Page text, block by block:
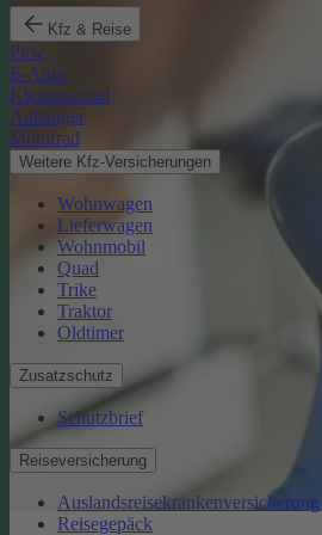
Kfz & Reise
Pkw
E-Auto
Kleinkraftrad
Anhänger
Motorrad
Weitere Kfz-Versicherungen
Wohnwagen
Lieferwagen
Wohnmobil
Quad
Trike
Traktor
Oldtimer
Zusatzschutz
Schutzbrief
Reiseversicherung
Auslandsreisekrankenversicherung
Reisegepäck